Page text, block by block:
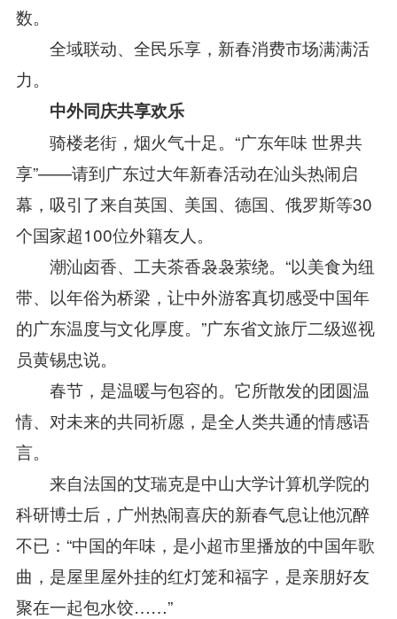
数。
全域联动、全民乐享，新春消费市场满满活
力。
中外同庆共享欢乐
骑楼老街，烟火气十足。“广东年味 世界共
享”——请到广东过大年新春活动在汕头热闹启
幕，吸引了来自英国、美国、德国、俄罗斯等30
个国家超100位外籍友人。
潮汕卤香、工夫茶香袅袅萦绕。“以美食为纽
带、以年俗为桥梁，让中外游客真切感受中国年
的广东温度与文化厚度。”广东省文旅厅二级巡视
员黄锡忠说。
春节，是温暖与包容的。它所散发的团圆温
情、对未来的共同祈愿，是全人类共通的情感语
言。
来自法国的艾瑞克是中山大学计算机学院的
科研博士后，广州热闹喜庆的新春气息让他沉醉
不已：“中国的年味，是小超市里播放的中国年歌
曲，是屋里屋外挂的红灯笼和福字，是亲朋好友
聚在一起包水饺……”